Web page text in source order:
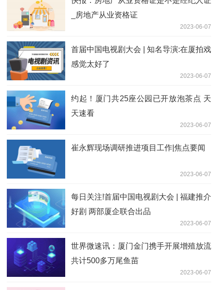
_房地产从业资格证
2023-06-07
首届中国电视剧大会 | 知名导演:在厦拍戏
感觉太好了
2023-06-07
约起！厦门共25座公园已开放泡茶点 天
天速看
2023-06-07
崔永辉现场调研推进项目工作|焦点要闻
2023-06-07
每日关注!首届中国电视剧大会 | 福建推介
好剧 两部厦企联合出品
2023-06-07
世界微速讯：厦门金门携手开展增殖放流
共计500多万尾鱼苗
2023-06-07